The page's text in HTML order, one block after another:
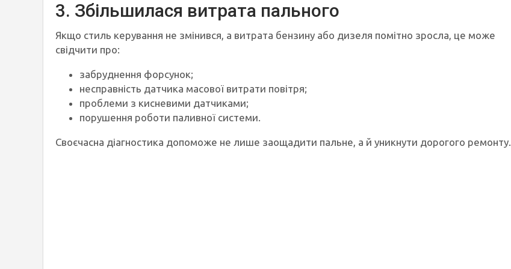
3. Збільшилася витрата пального
Якщо стиль керування не змінився, а витрата бензину або дизеля помітно зросла, це може
свідчити про:
забруднення форсунок;
несправність датчика масової витрати повітря;
проблеми з кисневими датчиками;
порушення роботи паливної системи.
Своєчасна діагностика допоможе не лише заощадити пальне, а й уникнути дорогого ремонту.